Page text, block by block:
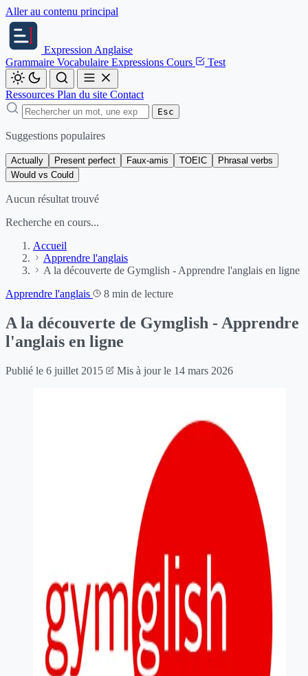
Aller au contenu principal
Expression Anglaise
Grammaire Vocabulaire Expressions Cours Test
Ressources Plan du site Contact
Esc
Suggestions populaires
Actually Present perfect Faux-amis TOEIC
Phrasal verbs
Would vs Could
Aucun résultat trouvé
Recherche en cours...
Accueil
Apprendre l'anglais
A la découverte de Gymglish - Apprendre l'anglais en ligne
Apprendre l'anglais
8 min de lecture
A la découverte de Gymglish - Apprendre
l'anglais en ligne
Publié le 6 juillet 2015 Mis à jour le 14 mars 2026